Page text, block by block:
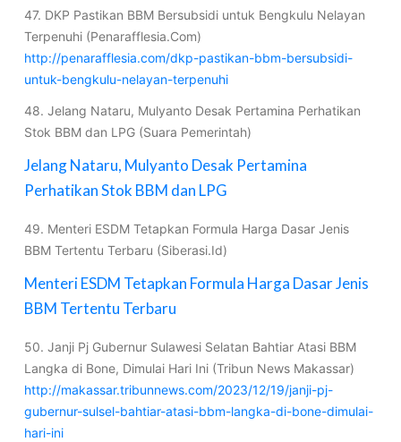
47. DKP Pastikan BBM Bersubsidi untuk Bengkulu Nelayan
Terpenuhi (Penarafflesia.Com)
http://penarafflesia.com/dkp-pastikan-bbm-bersubsidi-
untuk-bengkulu-nelayan-terpenuhi
48. Jelang Nataru, Mulyanto Desak Pertamina Perhatikan
Stok BBM dan LPG (Suara Pemerintah)
Jelang Nataru, Mulyanto Desak Pertamina
Perhatikan Stok BBM dan LPG
49. Menteri ESDM Tetapkan Formula Harga Dasar Jenis
BBM Tertentu Terbaru (Siberasi.Id)
Menteri ESDM Tetapkan Formula Harga Dasar Jenis
BBM Tertentu Terbaru
50. Janji Pj Gubernur Sulawesi Selatan Bahtiar Atasi BBM
Langka di Bone, Dimulai Hari Ini (Tribun News Makassar)
http://makassar.tribunnews.com/2023/12/19/janji-pj-
gubernur-sulsel-bahtiar-atasi-bbm-langka-di-bone-dimulai-
hari-ini